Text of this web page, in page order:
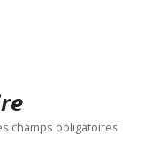
champs obligatoires